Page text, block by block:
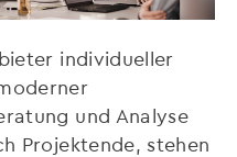
individueller
und Analyse
Projektende, stehen